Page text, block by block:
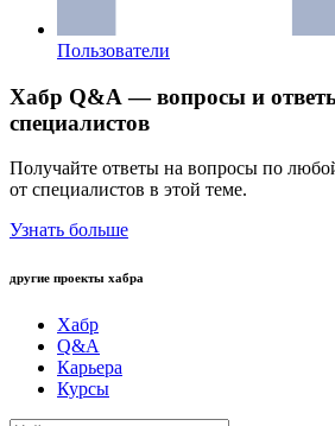
Пользователи
Хабр Q&A — вопросы и
специалистов
Получайте ответы на вопросы по
от специалистов в этой теме.
Узнать больше
другие проекты хабра
Хабр
Q&A
Карьера
Курсы